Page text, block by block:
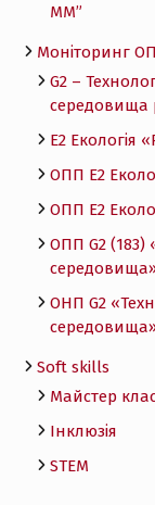
ММ”
Моніторинг ОП
G2 –
середовища
Е2 Екологія
ОПП Е2
ОПП Е2
ОПП G2 (183)
ОНП G2
середовища»
Soft skills
Майстер
Інклюзія
STEM